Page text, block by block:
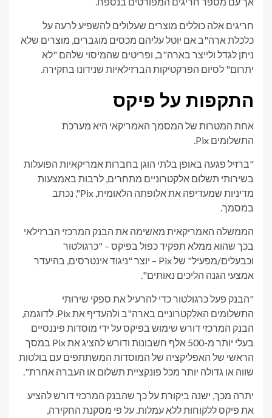
חריגים אלה כוללים מוצרים שעלולים להשפיע לרעה על
כלכלת ארה"ב אם יוטל עליהם מכסים מוגברים, מוצרים שלא
ניתן לגדל ולייצר בארה"ב, ופריטים שהמיסוי שלהם "לא
יתרום" לסיום הפרקטיקות הברזילאיות שנידונו בחקירה.
התקפות על פיקס
אחת המטרות של המסמך האמריקאי היא מערכת
התשלומים Pix.
"ברזיל פגעה באופן בלתי הוגן בחברות אמריקאיות הפועלות
בשירותי תשלום אלקטרוניים מתחרים, לרבות באמצעות
מדיניות שמעדיפה את אלופתה הלאומית, Pix", נכתב
במסמך.
הממשלה האמריקאית מאשימה את הבנק המרכזי הברזילאי
בכך שהוא ממלא תפקיד כפול בפיקס – "כרגולטור
וכבעלים/מפעיל" של Pix – יוצר "ניגוד אינטרסים, בהיעדר
אמצעי הגנה הליכים נאותים".
"הבנק פעל כרגולטור כדי להרעיל את ספקי שירותי
התשלומים האלקטרוניים בארה"ב ולהעדיף את Pix. לדוגמה,
הבנק המרכזי דורש שימוש בפיקס על ידי מוסדות פיננסיים
בעלי יותר מ-500 אלף חשבונות ודורש להציג את Pix במסך
הראשי של האפליקציה של המוסדות המשתתפים עם בולטות
שווה או גדולה יותר מכל פונקציית תשלום או העברה אחרת".
יתרה מכך, ישנה ביקורת על כך שהבנק המרכזי דורש להציע
את פיקס ללקוחות ללא עמלות. על פי מסקנת החקירה,